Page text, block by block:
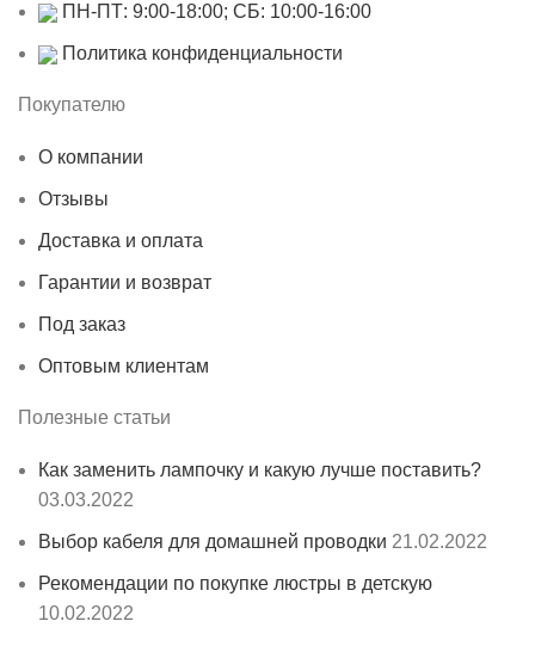
ПН-ПТ: 9:00-18:00; СБ: 10:00-16:00
Политика конфиденциальности
Покупателю
О компании
Отзывы
Доставка и оплата
Гарантии и возврат
Под заказ
Оптовым клиентам
Полезные статьи
Как заменить лампочку и какую лучше поставить?
03.03.2022
Выбор кабеля для домашней проводки 21.02.2022
Рекомендации по покупке люстры в детскую
10.02.2022